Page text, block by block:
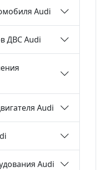
Audi
ДВС Audi
Audi
Audi